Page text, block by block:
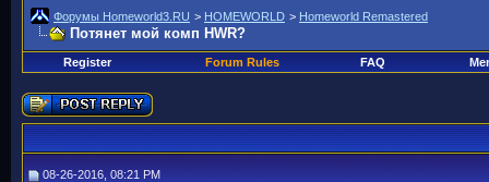
Форумы Homeworld3.RU > HOMEWORLD > Homeworld Remastered
Потянет мой комп HWR?
Register Forum Rules FAQ
08-26-2016, 08:21 PM